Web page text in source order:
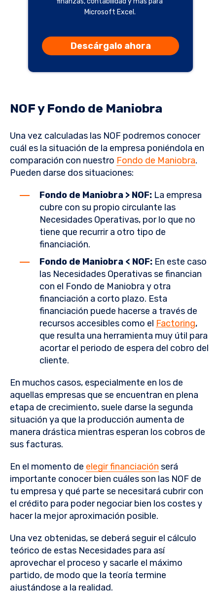
Microsoft Excel.
Descárgalo ahora
NOF y Fondo de Maniobra
Una vez calculadas las NOF podremos conocer
cuál es la situación de la empresa poniéndola en
comparación con nuestro Fondo de Maniobra.
Pueden darse dos situaciones:
Fondo de Maniobra > NOF: La empresa
cubre con su propio circulante las
Necesidades Operativas, por lo que no
tiene que recurrir a otro tipo de
financiación.
Fondo de Maniobra < NOF: En este caso
las Necesidades Operativas se financian
con el Fondo de Maniobra y otra
financiación a corto plazo. Esta
financiación puede hacerse a través de
recursos accesibles como el Factoring,
que resulta una herramienta muy útil para
acortar el periodo de espera del cobro del
cliente.
En muchos casos, especialmente en los de
aquellas empresas que se encuentran en plena
etapa de crecimiento, suele darse la segunda
situación ya que la producción aumenta de
manera drástica mientras esperan los cobros de
sus facturas.
En el momento de elegir financiación será
importante conocer bien cuáles son las NOF de
tu empresa y qué parte se necesitará cubrir con
el crédito para poder negociar bien los costes y
hacer la mejor aproximación posible.
Una vez obtenidas, se deberá seguir el cálculo
teórico de estas Necesidades para así
aprovechar el proceso y sacarle el máximo
partido, de modo que la teoría termine
ajustándose a la realidad.